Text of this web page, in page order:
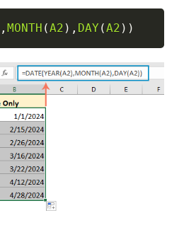
, MONTH (A2 ) , DAY (A2 ) )
Copy